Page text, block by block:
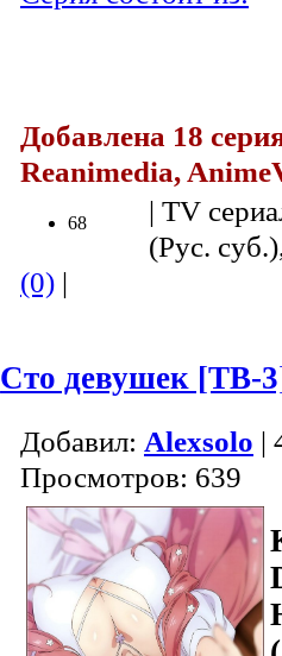
Добавлена 18
Reanimedia,
68
| TV
(Рус.
(0) |
Сто девушек [ТВ-
Добавил: Alexsolo |
Просмотров: 639